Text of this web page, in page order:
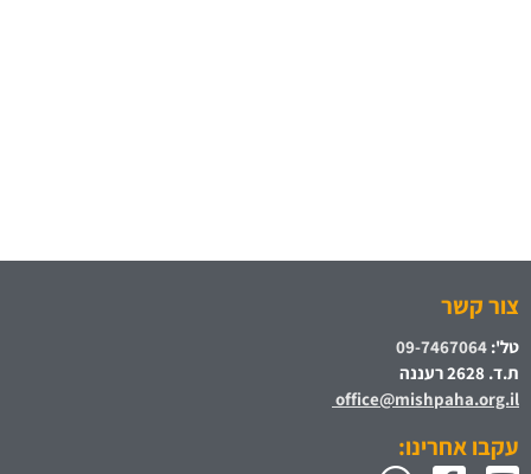
צור קשר
טל': 09-7467064
ת.ד. 2628 רעננה
office@mishpaha.org.il
עקבו אחרינו: